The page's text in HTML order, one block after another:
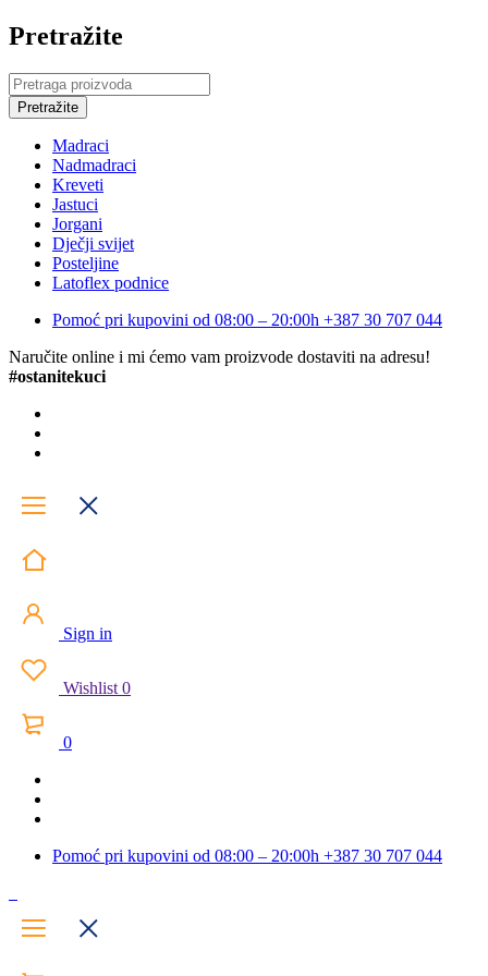
Pretražite
Madraci
Nadmadraci
Kreveti
Jastuci
Jorgani
Dječji svijet
Posteljine
Latoflex podnice
Pomoć pri kupovini od 08:00 – 20:00h +387 30 707 044
Naručite online i mi ćemo vam proizvode dostaviti na adresu!
#ostanitekuci
Sign in
Wishlist 0
0
Pomoć pri kupovini od 08:00 – 20:00h +387 30 707 044